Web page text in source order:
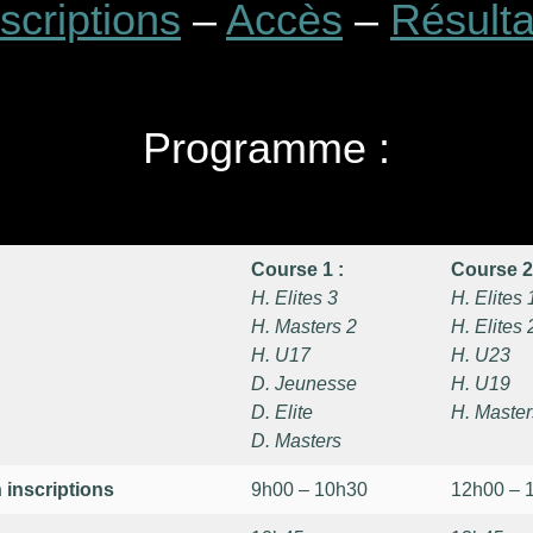
–Accès –
Programme :
Course 1 :
H. Elites 3
H. Masters 2
H. U17
D. Jeunesse
D. Elite
D. Masters
Course
H. Elites
H. Elites
H. U23
H. U19
H.
inscriptions 9h00 – 10h30 12h00 –